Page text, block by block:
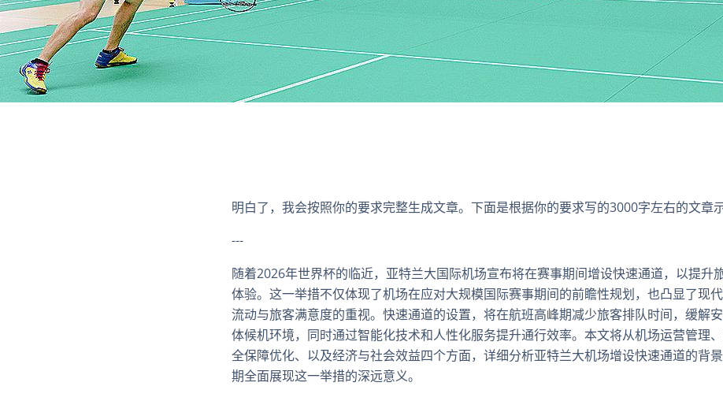
明白了，我会按照你的要求完整生成文章。下面是根据你的要求写的3000字左右的文章示
---
随着2026年世界杯的临近，亚特兰大国际机场宣布将在赛事期间增设快速通道，以提升
体验。这一举措不仅体现了机场在应对大规模国际赛事期间的前瞻性规划，也凸显了现
流动与旅客满意度的重视。快速通道的设置，将在航班高峰期减少旅客排队时间，缓解
体候机环境，同时通过智能化技术和人性化服务提升通行效率。本文将从机场运营管理
全保障优化、以及经济与社会效益四个方面，详细分析亚特兰大机场增设快速通道的背
期全面展现这一举措的深远意义。